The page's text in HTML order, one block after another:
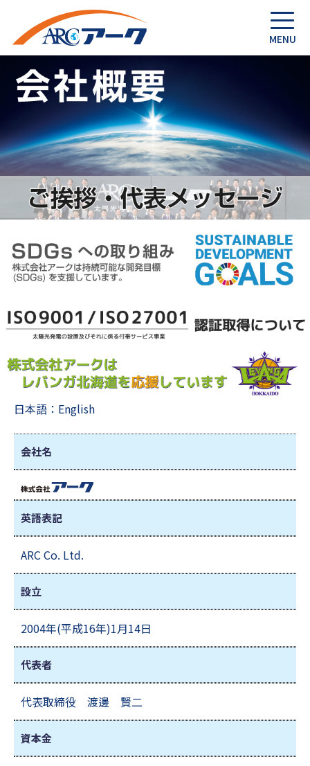
日本語 ： English
会社名
英語表記
ARC Co. Ltd.
設立
2004年(平成16年)1月14日
代表者
代表取締役 渡邊 賢二
資本金